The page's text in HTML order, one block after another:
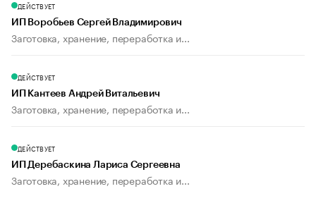
ДЕЙСТВУЕТ
ИП Воробьев Сергей Владимирович
Заготовка, хранение, переработка и...
ДЕЙСТВУЕТ
ИП Кантеев Андрей Витальевич
Заготовка, хранение, переработка и...
ДЕЙСТВУЕТ
ИП Деребаскина Лариса Сергеевна
Заготовка, хранение, переработка и...